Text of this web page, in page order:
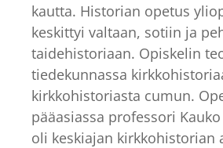
kautta. Historian opetus
keskittyi valtaan, sotiin ja
taidehistoriaan. Opiskelin
tiedekunnassa
kirkkohistoriasta cumun.
pääasiassa professori
oli keskiajan kirkkohistorian